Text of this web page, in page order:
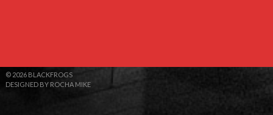
© 2026 BLACKFROGS
DESIGNED BY ROCHA MIKE